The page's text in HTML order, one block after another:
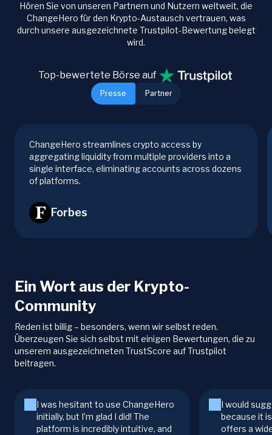
Hören Sie von unseren Partnern und Nutzern weltweit, die
ChangeHero für den Krypto-Austausch vertrauen, was
durch unsere ausgezeichnete Trustpilot-Bewertung belegt
wird.
Presse Partner
Top-bewertete Börse auf
ChangeHero streamlines crypto access by
aggregating liquidity from multiple providers into a
single interface, eliminating accounts across dozens
of platforms.
Forbes
Ein Wort aus der Krypto-
Community
Reden ist billig – besonders, wenn wir selbst reden.
Überzeugen Sie sich selbst mit einigen Bewertungen, die zu
unserem ausgezeichneten TrustScore auf Trustpilot
beitragen.
I was hesitant to use ChangeHero
initially, but I’m glad I did! The
platform is incredibly intuitive, and
I would
because it
offers a